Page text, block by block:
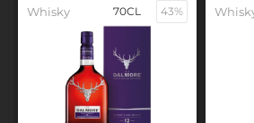
Whisky 70CL 43%